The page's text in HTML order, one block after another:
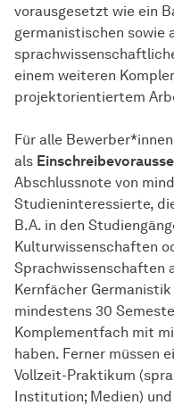
vorausgesetzt wie ein
germanistischen sowie
einem weiteren
projektorientiertem
Für alle
als
Abschlussnote von
Studieninteressierte,
B.A. in den
Kulturwissenschaften
Sprachwissenschaften
Kernfächer
mindestens 30
Komplementfach mit
haben. Ferner müssen
Vollzeit-Praktikum
Institution; Medien)